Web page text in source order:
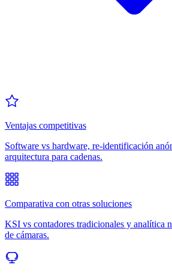
Ventajas competitivas
Software vs hardware, re-identificación
arquitectura para cadenas.
Comparativa con otras soluciones
KSI vs contadores tradicionales y analítica
de cámaras.